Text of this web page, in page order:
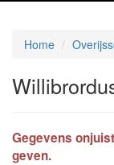
Home
Gegevens
geven.